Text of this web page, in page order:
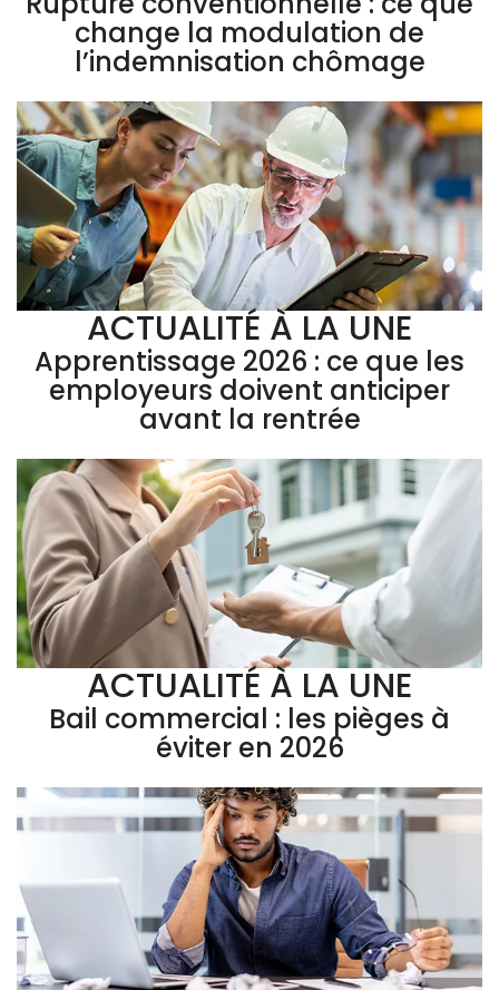
change la modulation de
l’indemnisation chômage
ACTUALITÉ À LA UNE
Apprentissage 2026 : ce que les
employeurs doivent anticiper
avant la rentrée
ACTUALITÉ À LA UNE
Bail commercial : les pièges à
éviter en 2026